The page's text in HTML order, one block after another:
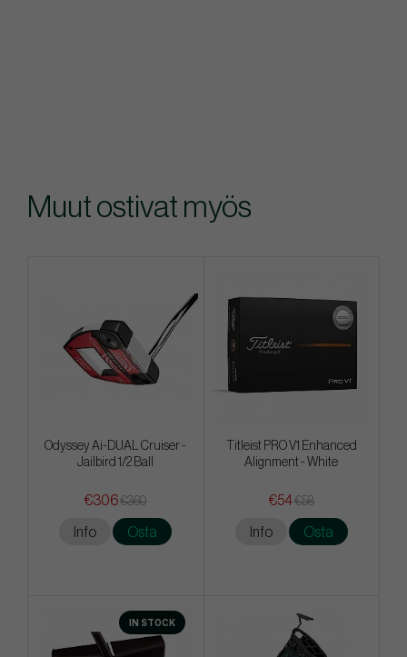
Muut ostivat myös
Odyssey Ai-DUAL Cruiser -
Jailbird 1/2 Ball
€306€360
Info Osta
Titleist PRO V1 Enhanced
Alignment - White
€54€58
Info Osta
IN STOCK